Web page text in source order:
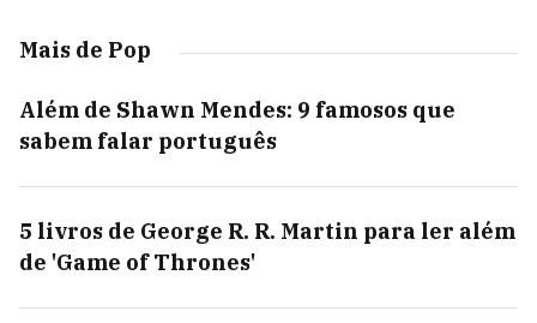
Mais de Pop
Além de Shawn Mendes: 9 famosos que
sabem falar português
5 livros de George R. R. Martin para ler além
de 'Game of Thrones'